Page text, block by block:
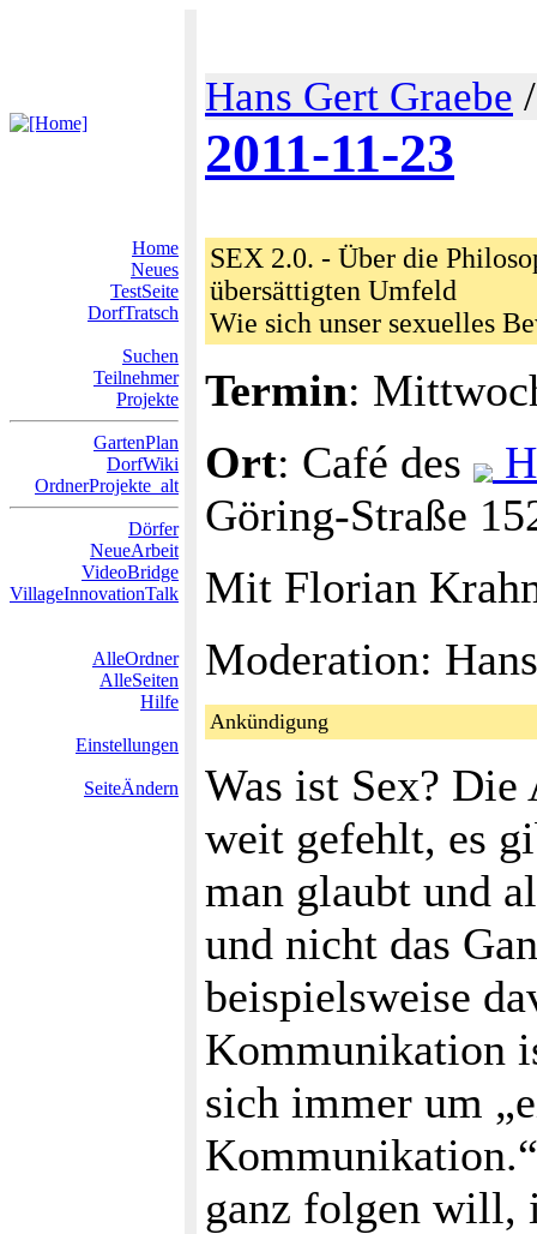
Hans Gert Graebe
2011-11-23
Home
Neues
TestSeite
DorfTratsch
Suchen
Teilnehmer
Projekte
GartenPlan
DorfWiki
OrdnerProjekte_alt
Dörfer
NeueArbeit
VideoBridge
VillageInnovationTalk
AlleOrdner
AlleSeiten
Hilfe
Einstellungen
SeiteÄndern
SEX 2.0. - Über die
übersättigten Umfeld
Wie sich unser sexuelles
Termin:
Ort: Café des
Göring-Straße
Mit Florian
Moderation:
Ankündigung
Was ist Sex?
weit gefehlt, es
man glaubt und
und nicht das
beispielsweise
Kommunikation
sich immer um
ganz folgen will,